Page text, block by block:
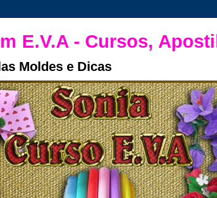
E.V.A - Cursos,
Moldes e Dicas